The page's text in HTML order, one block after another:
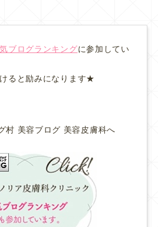
ブログランキングに参加してい
ると励みになります★